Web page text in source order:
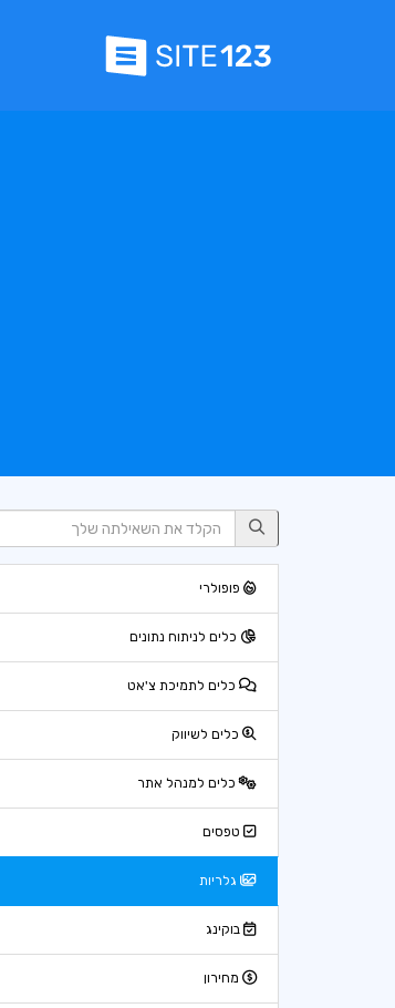
פופולרי
כלים לניתוח נתונים
כלים לתמיכת צ'אט
כלים לשיווק
כלים למנהל אתר
טפסים
גלריות
בוקינג
מחירון